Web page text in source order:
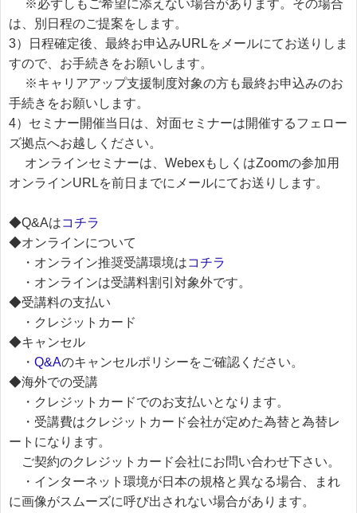
※必ずしもご希望に添えない場合があります。その場合
は、別日程のご提案をします。
3）日程確定後、最終お申込みURLをメールにてお送りしま
すので、お手続きをお願いします。
※キャリアアップ支援制度対象の方も最終お申込みのお
手続きをお願いします。
4）セミナー開催当日は、対面セミナーは開催するフェロー
ズ拠点へお越しください。
オンラインセミナーは、WebexもしくはZoomの参加用
オンラインURLを前日までにメールにてお送りします。
◆Q&Aはコチラ
◆オンラインについて
・オンライン推奨受講環境はコチラ
・オンラインは受講料割引対象外です。
◆受講料の支払い
・クレジットカード
◆キャンセル
・ Q&Aのキャンセルポリシーをご確認ください。
◆海外での受講
・クレジットカードでのお支払いとなります。
・受講費はクレジットカード会社が定めた為替と為替レ
ートになります。
ご契約のクレジットカード会社にお問い合わせ下さい。
・インターネット環境が日本の規格と異なる場合、まれ
に画像がスムーズに呼び出されない場合があります。